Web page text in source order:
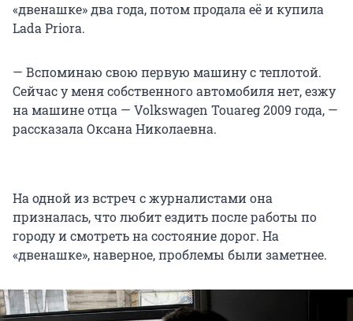
«двенашке» два года, потом продала её и купила
Lada Priora.
— Вспоминаю свою первую машину с теплотой.
Сейчас у меня собственного автомобиля нет, езжу
на машине отца — Volkswagen Touareg 2009 года, —
рассказала Оксана Николаевна.
На одной из встреч с журналистами она
призналась, что любит ездить после работы по
городу и смотреть на состояние дорог. На
«двенашке», наверное, проблемы были заметнее.